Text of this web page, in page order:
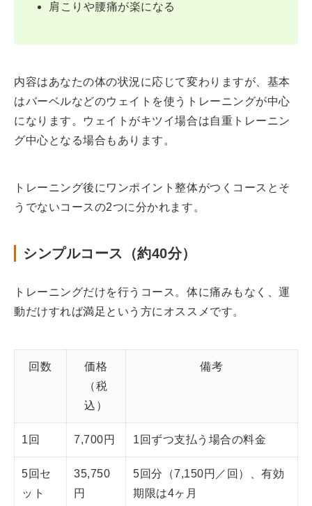
肩こりや腰痛が楽になる
内容はあなたの体の状況に応じて変わりますが、基本
はバーベルなどのウェイトを使うトレーニングが中心
になります。ウェイトがキツイ場合は自重トレーニン
グ中心となる場合もあります。
トレーニング後にワンポイント整体がつくコースとそ
うでないコースの2つに分かれます。
シンプルコース（約40分）
トレーニングだけを行うコース。体に痛みもなく、運
動だけすれば満足という方にオススメです。
回数
価格
（税
込）
備考
1回 7,700円 1回ずつ支払う場合の料金
5回セ
ット
35,750
円
5回分（7,150円／回）、有効
期限は4ヶ月